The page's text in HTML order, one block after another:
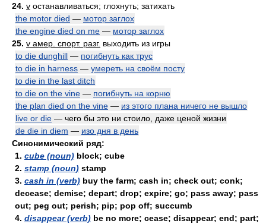
24. v останавливаться; глохнуть; затихать
the motor died — мотор заглох
the engine died on me — мотор заглох
25. v амер. спорт. разг. выходить из игры
to die dunghill — погибнуть как трус
to die in harness — умереть на своём посту
to die in the last ditch
to die on the vine — погибнуть на корню
the plan died on the vine — из этого плана ничего не вышло
live or die — чего бы это ни стоило, даже ценой жизни
de die in diem — изо дня в день
Синонимический ряд:
1. cube (noun) block; cube
2. stamp (noun) stamp
3. cash in (verb) buy the farm; cash in; check out; conk;
decease; demise; depart; drop; expire; go; pass away; pass
out; peg out; perish; pip; pop off; succumb
4. disappear (verb) be no more; cease; disappear; end; part;